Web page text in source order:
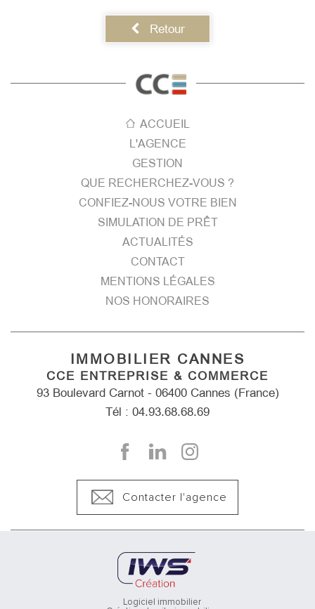
Retour
ACCUEIL
L'AGENCE
GESTION
QUE RECHERCHEZ-VOUS ?
CONFIEZ-NOUS VOTRE BIEN
SIMULATION DE PRÊT
ACTUALITÉS
CONTACT
MENTIONS LÉGALES
NOS HONORAIRES
IMMOBILIER CANNES
CCE ENTREPRISE & COMMERCE
93 Boulevard Carnot - 06400 Cannes (France)
Tél : 04.93.68.68.69
Contacter l'agence
Logiciel immobilier